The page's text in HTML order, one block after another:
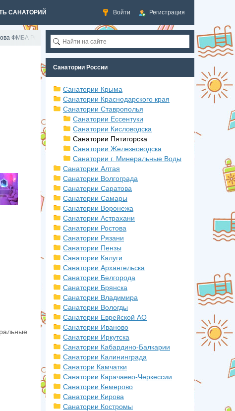
Войти Регистрация
САНАТОРИЙ
ФМБА России»
Санатории России
Санатории Крыма
Санатории Краснодарского края
Санатории Ставрополья
Санатории Ессентуки
Санатории Кисловодска
Санатории Пятигорска
Санатории Железноводска
Санатории г. Минеральные Воды
Санатории Алтая
Санатории Волгограда
Санатории Саратова
Санатории Самары
Санатории Воронежа
Санатории Астрахани
Санатории Ростова
Санатории Рязани
Санатории Пензы
Санатории Калуги
Санатории Архангельска
Санатории Белгорода
Санатории Брянска
Санатории Владимира
Санатории Вологды
Санатории Еврейской АО
Санатории Иваново
Санатории Иркутска
Санатории Кабардино-Балкарии
Санатории Калининграда
Санатори Камчатки
Санатории Карачаево-Черкессии
Санатории Кемерово
Санатории Кирова
Санатории Костромы